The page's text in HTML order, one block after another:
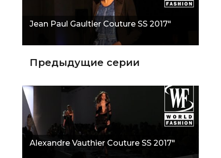
Jean Paul Gaultier Couture SS 2017"
Предыдущие серии
Alexandre Vauthier Couture SS 2017"